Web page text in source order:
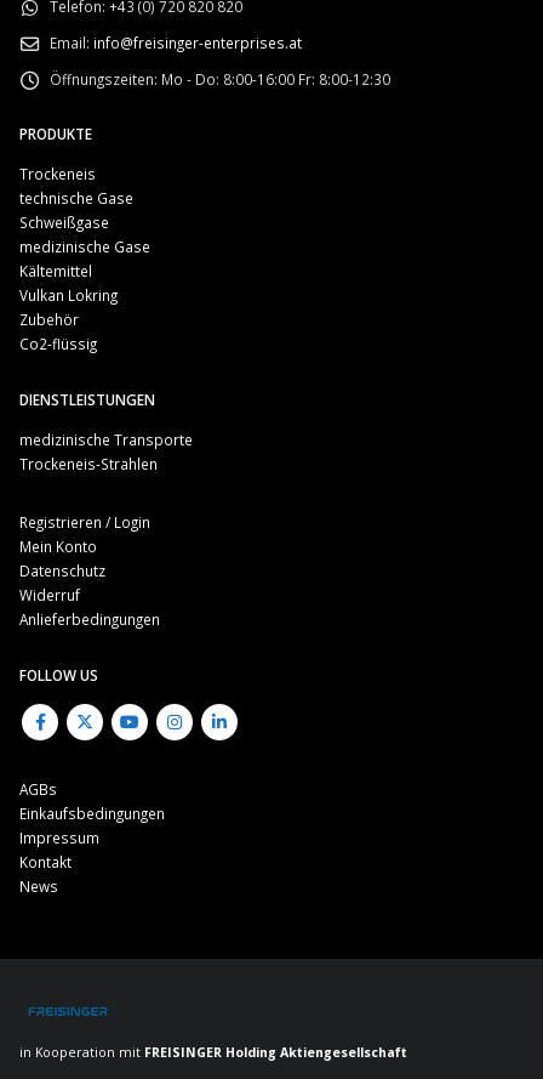
Telefon: +43 (0) 720 820 820
Email: info@freisinger-enterprises.at
Öffnungszeiten: Mo - Do: 8:00-16:00 Fr: 8:00-12:30
PRODUKTE
Trockeneis
technische Gase
Schweißgase
medizinische Gase
Kältemittel
Vulkan Lokring
Zubehör
Co2-flüssig
DIENSTLEISTUNGEN
medizinische Transporte
Trockeneis-Strahlen
Registrieren / Login
Mein Konto
Datenschutz
Widerruf
Anlieferbedingungen
FOLLOW US
AGBs
Einkaufsbedingungen
Impressum
Kontakt
News
in Kooperation mit FREISINGER Holding Aktiengesellschaft